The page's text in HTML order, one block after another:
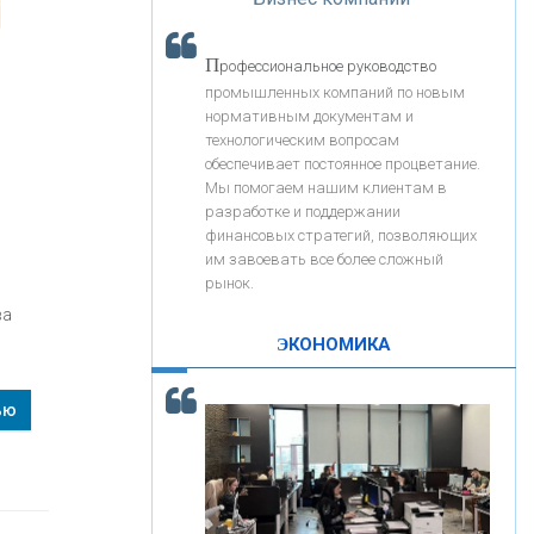
«РОСЕВРОБАНК»
«ПРЕСС-СЛУЖБА ВТБ24»
«АВТОГРАДБАНК»
КОНТАКТЫ
«Интервью»
Скорость - один из главных трендов в
кредитовании бизнеса - «Интервью»
Профессиональное руководство
промышленных компаний по новым
нормативным документам и
технологическим вопросам
обеспечивает постоянное процветание.
Мы помогаем нашим клиентам в
разработке и поддержании
финансовых стратегий, позволяющих
им завоевать все более сложный
рынок.
ЭКОНОМИКА